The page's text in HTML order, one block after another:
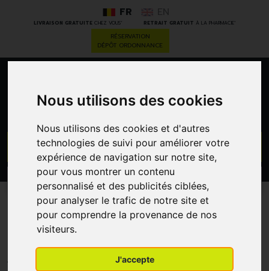
Nous utilisons des cookies
Nous utilisons des cookies et d'autres
technologies de suivi pour améliorer votre
expérience de navigation sur notre site,
pour vous montrer un contenu
personnalisé et des publicités ciblées,
pour analyser le trafic de notre site et
pour comprendre la provenance de nos
visiteurs.
J'accepte
LIVRAISON GRATUITECHEZ VOUS* RETRAIT GRATUIT À LA PHARMACIE*
FR
RÉSERVATION
DÉPÔT ORDONNANCE
CATÉGORIES PROMOS
Herpatch Serum Boutons
Fievre Tube 5ml
HERPATCH